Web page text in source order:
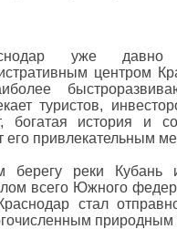
уже давно
центром
туристов,
богатая история и
его привлекательным
берегу реки Кубань
всего Южного
стал
природным